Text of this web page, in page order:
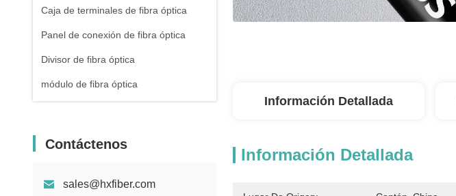
Caja de terminales de fibra óptica
Panel de conexión de fibra óptica
Divisor de fibra óptica
módulo de fibra óptica
Contáctenos
sales@hxfiber.com
Información Detallada
Información Detallada